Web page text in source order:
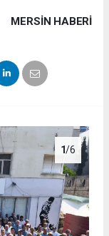
MERSIN HABERİ
1/6